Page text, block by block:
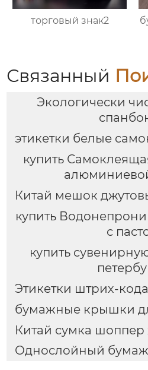
торговый знак2
Связанный
Экологически
этикетки белые
купить
Китай мешок
купить
с
купить
Этикетки штрих-
бумажные крышки
Китай сумка
Однослойный